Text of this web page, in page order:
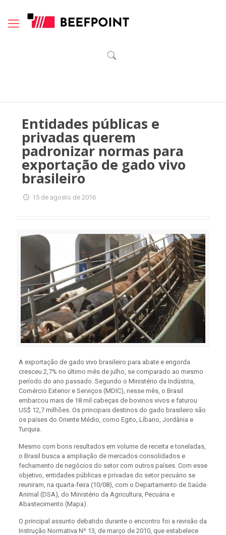
Entidades públicas e
privadas querem
padronizar normas para
exportação de gado vivo
brasileiro
15 de agosto de 2016
A exportação de gado vivo brasileiro para abate e engorda
cresceu 2,7% no último mês de julho, se comparado ao mesmo
período do ano passado. Segundo o Ministério da Indústria,
Comércio Exterior e Serviços (MDIC), nesse mês, o Brasil
embarcou mais de 18 mil cabeças de bovinos vivos e faturou
US$ 12,7 milhões. Os principais destinos do gado brasileiro são
os países do Oriente Médio, como Egito, Líbano, Jordânia e
Turquia.
Mesmo com bons resultados em volume de receita e toneladas,
o Brasil busca a ampliação de mercados consolidados e
fechamento de negócios do setor com outros países. Com esse
objetivo, entidades públicas e privadas do setor pecuário se
reuniram, na quarta-feira (10/08), com o Departamento de Saúde
Animal (DSA), do Ministério da Agricultura, Pecuária e
Abastecimento (Mapa).
O principal assunto debatido durante o encontro foi a revisão da
Instrução Normativa Nº 13, de março de 2010, que estabelece